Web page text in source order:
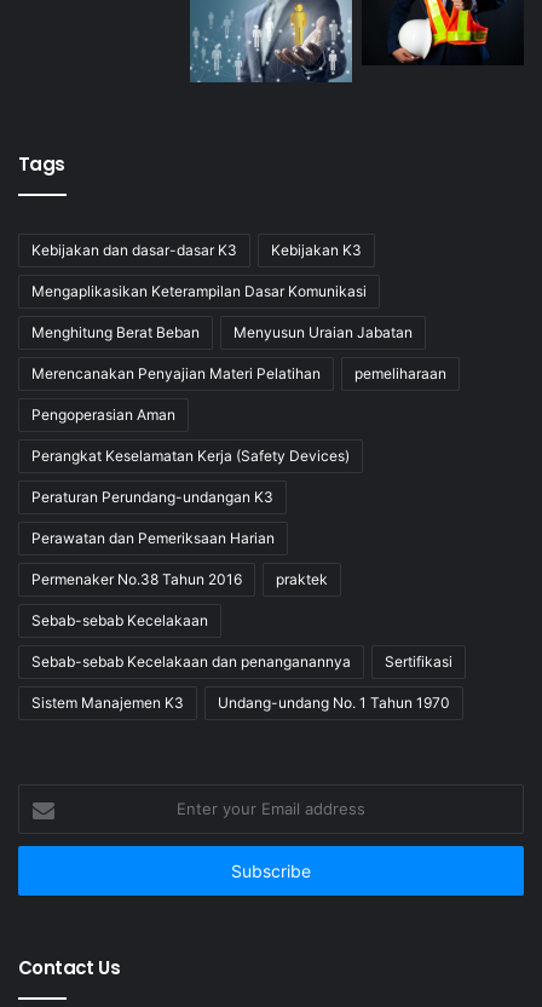
DATA MATERI TRAINING
: Sertifikasi Ahli K3 Umum
*Jumlah
Peserta
Peserta Yang
Didaftarkan
PERSONAL DATA
*Nama
*Jabatan
Perusahaan
*Email
eg: gmail, yahoo, hotmail
*Telepon
Tags
Kebijakan dan dasar-dasar K3 Kebijakan K3
Mengaplikasikan Keterampilan Dasar Komunikasi
Menghitung Berat Beban Menyusun Uraian Jabatan
Merencanakan Penyajian Materi Pelatihan pemeliharaan
Pengoperasian Aman
Perangkat Keselamatan Kerja (Safety Devices)
Peraturan Perundang-undangan K3
Perawatan dan Pemeriksaan Harian
Permenaker No.38 Tahun 2016 praktek
Sebab-sebab Kecelakaan
Sebab-sebab Kecelakaan dan penanganannya Sertifikasi
Sistem Manajemen K3 Undang-undang No. 1 Tahun 1970
your
Email
Contact Us